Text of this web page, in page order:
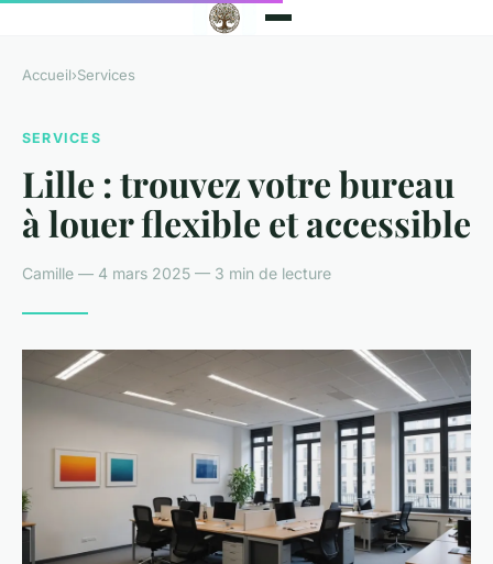
Accueil›Services
SERVICES
Lille : trouvez votre bureau
à louer flexible et accessible
Camille — 4 mars 2025 — 3 min de lecture